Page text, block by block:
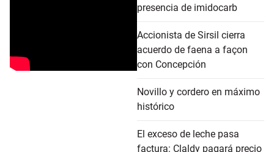
presencia de imidocarb
Accionista de Sirsil cierra
acuerdo de faena a façon
con Concepción
Novillo y cordero en máximo
histórico
El exceso de leche pasa
factura: Claldy pagará precio